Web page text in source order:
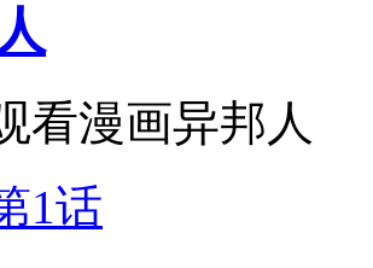
看漫画异邦人
1话